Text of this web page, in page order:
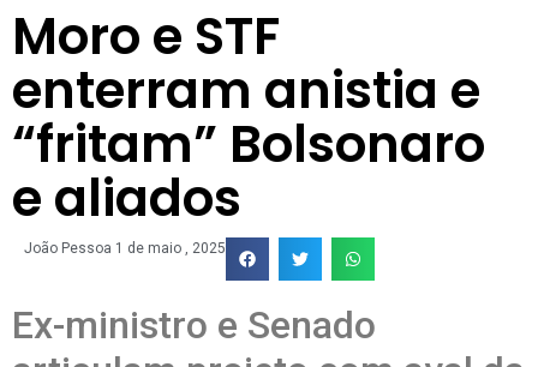
Moro e STF
enterram anistia e
“fritam” Bolsonaro
e aliados
João Pessoa 1 de maio , 2025
Ex-ministro e Senado